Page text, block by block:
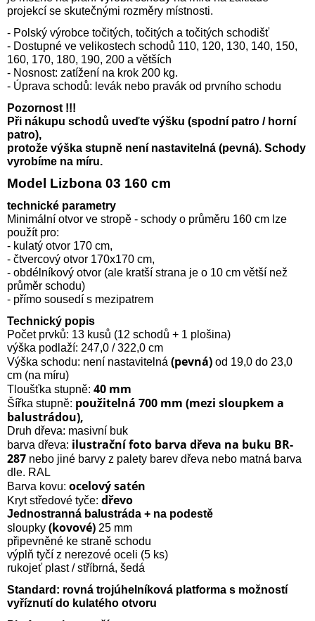
projekcí se skutečnými rozměry místnosti.
- Polský výrobce točitých, točitých a točitých schodišť
- Dostupné ve velikostech schodů 110, 120, 130, 140, 150,
160, 170, 180, 190, 200 a větších
- Nosnost: zatížení na krok 200 kg.
- Úprava schodů: levák nebo pravák od prvního schodu
Pozornost !!!
Při nákupu schodů uveďte výšku (spodní patro / horní
patro),
protože výška stupně není nastavitelná (pevná). Schody
vyrobíme na míru.
Model Lizbona 03 160 cm
technické parametry
Minimální otvor ve stropě - schody o průměru 160 cm lze
použít pro:
- kulatý otvor 170 cm,
- čtvercový otvor 170x170 cm,
- obdélníkový otvor (ale kratší strana je o 10 cm větší než
průměr schodu)
- přímo sousedí s mezipatrem
Technický popis
Počet prvků: 13 kusů (12 schodů + 1 plošina)
výška podlaží: 247,0 / 322,0 cm
Výška schodu: není nastavitelná (pevná) od 19,0 do 23,0
cm (na míru)
Tloušťka stupně: 40 mm
Šířka stupně: použitelná 700 mm (mezi sloupkem a
balustrádou),
Druh dřeva: masivní buk
barva dřeva: ilustrační foto barva dřeva na buku BR-
287 nebo jiné barvy z palety barev dřeva nebo matná barva
dle. RAL
Barva kovu: ocelový satén
Kryt středové tyče: dřevo
Jednostranná balustráda + na podestě
sloupky (kovové) 25 mm
připevněné ke straně schodu
výplň tyčí z nerezové oceli (5 ks)
rukojeť plast / stříbrná, šedá
Standard: rovná trojúhelníková platforma s možností
vyříznutí do kulatého otvoru